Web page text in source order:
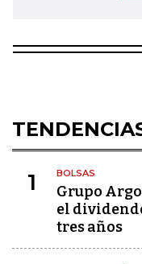
1 BOLSAS
Grupo
el
tres años